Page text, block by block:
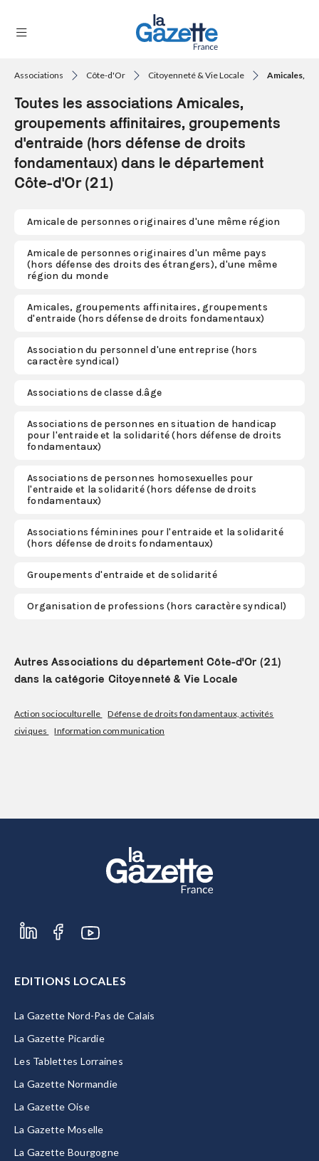
RÉGIONS
FORMATS
TENDANCES
LA
connecter
S'abonner
Associations Côte-d'Or Citoyenneté & Vie Locale Amicales,
Toutes les associations Amicales,
groupements affinitaires, groupements
d'entraide (hors défense de droits
fondamentaux) dans le département
Côte-d'Or (21)
Amicale de personnes originaires d'une même région
Amicale de personnes originaires d'un même pays
(hors défense des droits des étrangers), d'une même
région du monde
Amicales, groupements affinitaires, groupements
d'entraide (hors défense de droits fondamentaux)
Association du personnel d'une entreprise (hors
caractère syndical)
Associations de classe d.âge
Associations de personnes en situation de handicap
pour l'entraide et la solidarité (hors défense de droits
fondamentaux)
Associations de personnes homosexuelles pour
l'entraide et la solidarité (hors défense de droits
fondamentaux)
Associations féminines pour l'entraide et la solidarité
(hors défense de droits fondamentaux)
Groupements d'entraide et de solidarité
Organisation de professions (hors caractère syndical)
Autres Associations du département Côte-d'Or (21)
dans la catégorie Citoyenneté & Vie Locale
Action socioculturelle
Défense de droits fondamentaux, activités
civiques
Information communication
EDITIONS LOCALES
La Gazette Nord-Pas de Calais
La Gazette Picardie
Les Tablettes Lorraines
La Gazette Normandie
La Gazette Oise
La Gazette Moselle
La Gazette Bourgogne